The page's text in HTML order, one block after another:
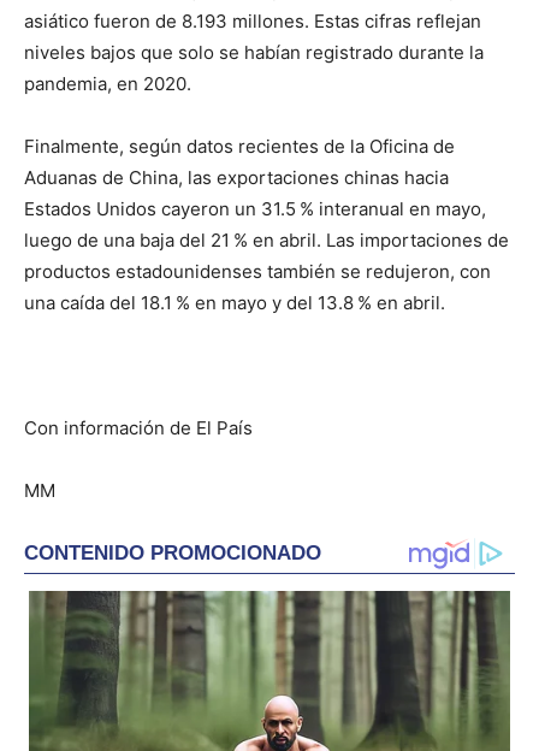
asiático fueron de 8.193 millones. Estas cifras reflejan
niveles bajos que solo se habían registrado durante la
pandemia, en 2020.
Finalmente, según datos recientes de la Oficina de
Aduanas de China, las exportaciones chinas hacia
Estados Unidos cayeron un 31.5 % interanual en mayo,
luego de una baja del 21 % en abril. Las importaciones de
productos estadounidenses también se redujeron, con
una caída del 18.1 % en mayo y del 13.8 % en abril.
Con información de El País
MM